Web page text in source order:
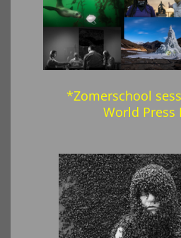
*Zomerschool
World Press